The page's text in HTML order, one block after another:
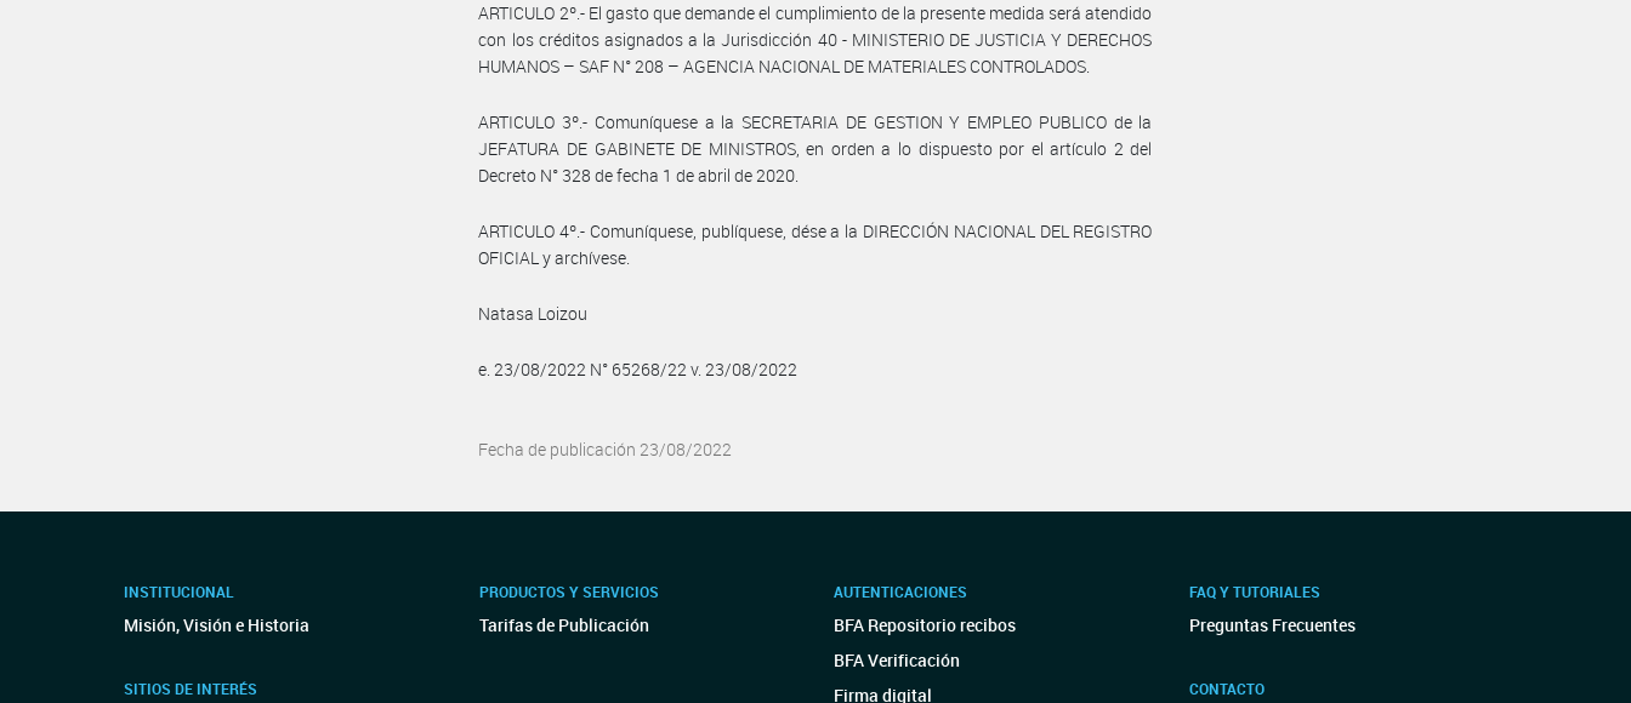
ARTICULO 2º.- El gasto que demande el cumplimiento de la presente medida será atendido
con los créditos asignados a la Jurisdicción 40 - MINISTERIO DE JUSTICIA Y DERECHOS
HUMANOS – SAF N° 208 – AGENCIA NACIONAL DE MATERIALES CONTROLADOS.
ARTICULO 3º.- Comuníquese a la SECRETARIA DE GESTION Y EMPLEO PUBLICO de la
JEFATURA DE GABINETE DE MINISTROS, en orden a lo dispuesto por el artículo 2 del
Decreto N° 328 de fecha 1 de abril de 2020.
ARTICULO 4º.- Comuníquese, publíquese, dése a la DIRECCIÓN NACIONAL DEL REGISTRO
OFICIAL y archívese.
Natasa Loizou
e. 23/08/2022 N° 65268/22 v. 23/08/2022
Fecha de publicación 23/08/2022
INSTITUCIONAL
Misión, Visión e Historia
SITIOS DE INTERÉS
PRODUCTOS Y SERVICIOS
Tarifas de Publicación
AUTENTICACIONES
BFA Repositorio recibos
BFA Verificación
Firma digital
FAQ Y TUTORIALES
Preguntas Frecuentes
CONTACTO